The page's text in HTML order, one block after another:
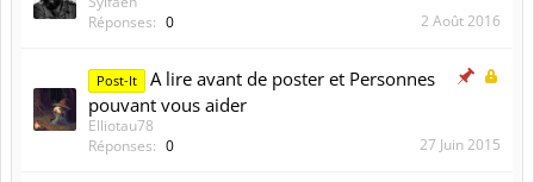
Réponses: 0 2 Août 2016
Post-It
A lire avant de poster et Personnes
pouvant vous aider
Elliotau78
Réponses: 0 27 Juin 2015